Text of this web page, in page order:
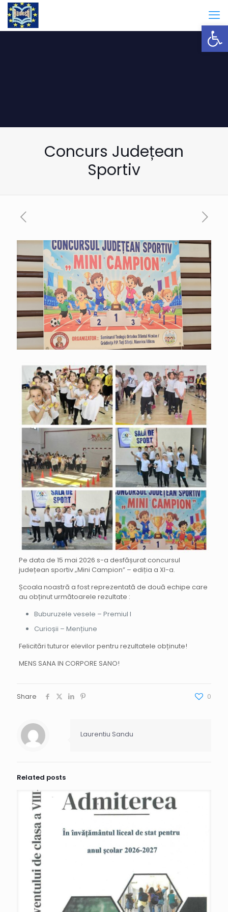
Concurs Județean
Sportiv
Pe data de 15 mai 2026 s-a desfășurat concursul
județean sportiv „Mini Campion” – ediția a XI-a.
Școala noastră a fost reprezentată de două echipe care
au obținut următoarele rezultate :
Buburuzele vesele – Premiul I
Curioșii – Mențiune
Felicitări tuturor elevilor pentru rezultatele obținute!
MENS SANA IN CORPORE SANO!
Share 0
Laurentiu Sandu
Related posts